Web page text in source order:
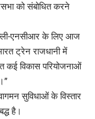
को संबोधित करने
एनसीआर के लिए आज
ट्रेन राजधानी में
कई विकास परियोजनाओं
सुविधाओं के विस्तार
है।